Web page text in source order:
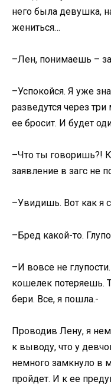
него была девушка,
жениться…
–Лен, понимаешь –
–Успокойся. Я уже
разведутся через
ее бросит. И будет
–Что ты говоришь?!
заявление в загс не
–Увидишь. Вот как я
–Бред какой-то.
–И вовсе не
кошелек потеряешь.
бери. Все, я пошла.-
Проводив Лену, я
к выводу, что у
немного замкнуло в
пройдет. И к ее